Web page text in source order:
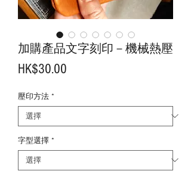
加購產品文字刻印－機械熱壓
HK$30.00
壓印方法 *
字型選擇 *